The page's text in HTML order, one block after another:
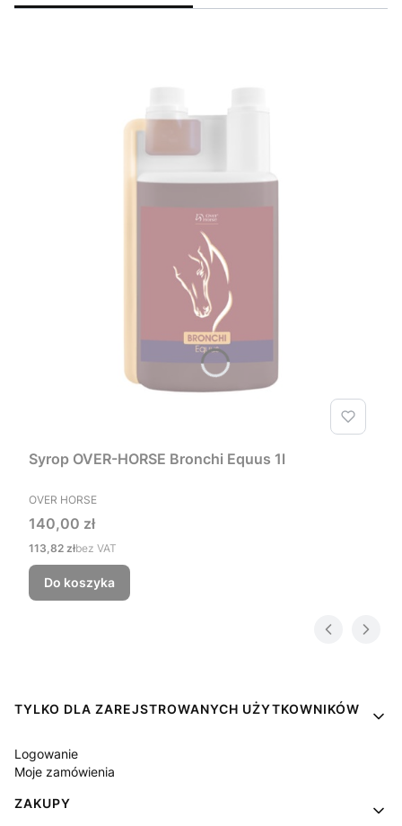
Syrop OVER-HORSE Bronchi Equus 1l
PRODUCENT
OVER HORSE
Cena
140,00 zł
Cena
113,82 złbez VAT
Do koszyka
Linki w stopce
TYLKO DLA ZAREJSTROWANYCH UŻYTKOWNIKÓW
Logowanie
Moje zamówienia
ZAKUPY